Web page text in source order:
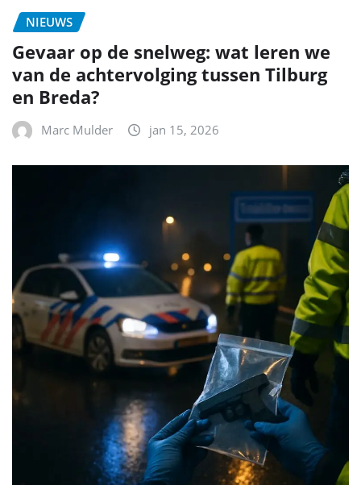
NIEUWS
Gevaar op de snelweg: wat leren we
van de achtervolging tussen Tilburg
en Breda?
Marc Mulder jan 15, 2026